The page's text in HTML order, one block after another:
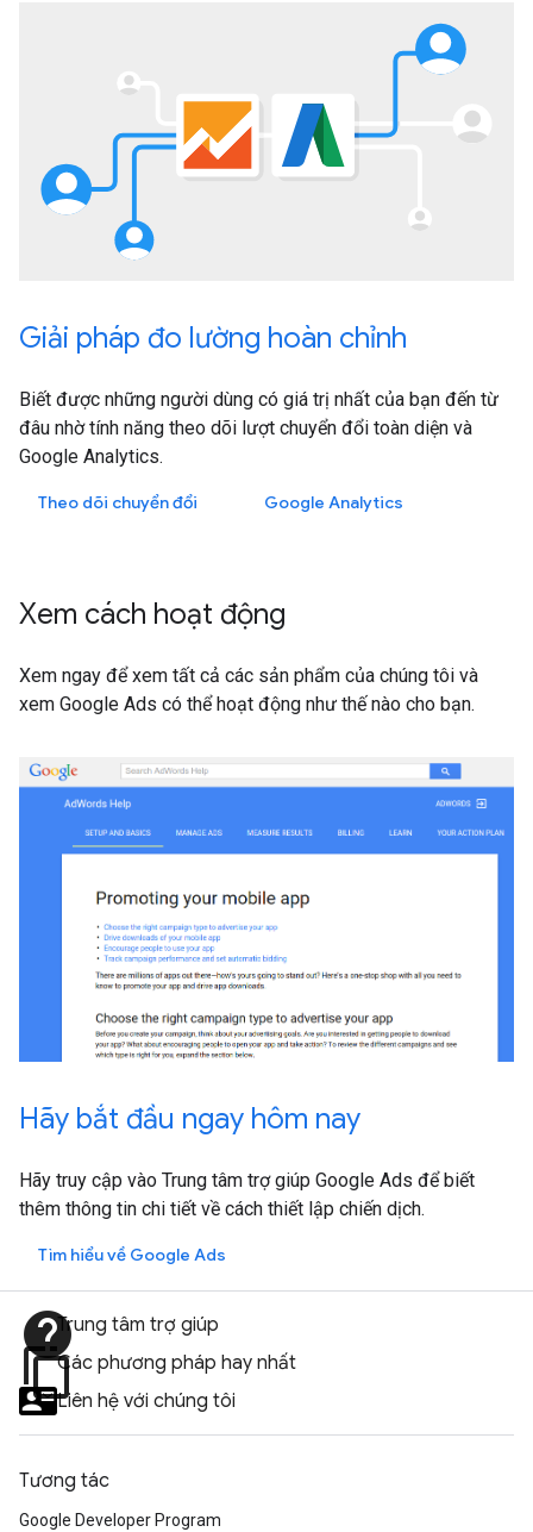
Giải pháp đo lường hoàn chỉnh
Biết được những người dùng có giá trị nhất của bạn đến từ
đâu nhờ tính năng theo dõi lượt chuyển đổi toàn diện và
Google Analytics.
Theo dõi chuyển đổi Google Analytics
Xem cách hoạt động
Xem ngay để xem tất cả các sản phẩm của chúng tôi và
xem Google Ads có thể hoạt động như thế nào cho bạn.
Hãy bắt đầu ngay hôm nay
Hãy truy cập vào Trung tâm trợ giúp Google Ads để biết
thêm thông tin chi tiết về cách thiết lập chiến dịch.
Tìm hiểu về Google Ads
helpTrung tâm trợ giúp
content_copyCác phương pháp hay nhất
Liên hệ với chúng tôi
Tương tác
Google Developer Program